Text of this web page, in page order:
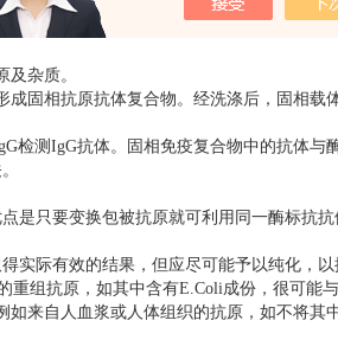
球蛋白抗体）以检测与固相抗原结合的受
杂质。
固相抗原抗体复合物。经洗涤后，固相载
检测IgG抗体。固相免疫复合物中的抗体与
只要变换包被抗原就可利用同一酶标抗抗
际有效的结果，但应尽可能予以纯化，以
组抗原，如其中含有E.Coli成份，很可能
来自人血浆或人体组织的抗原，如不将其